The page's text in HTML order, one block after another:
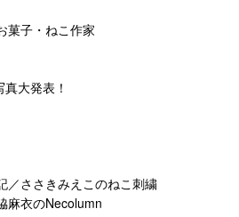
菓子・ねこ作家
大発表！
／ささきみえこのねこ刺繍
麻衣のNecolumn